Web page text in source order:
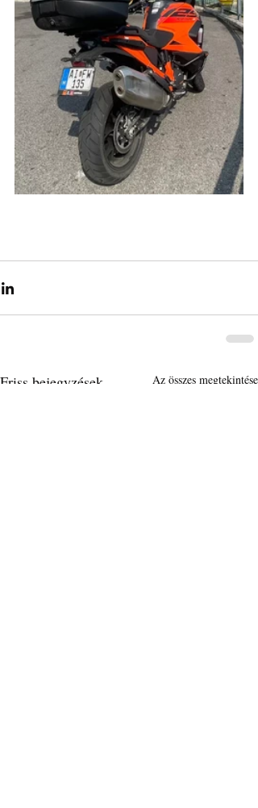
Friss bejegyzések Az összes megtekintése